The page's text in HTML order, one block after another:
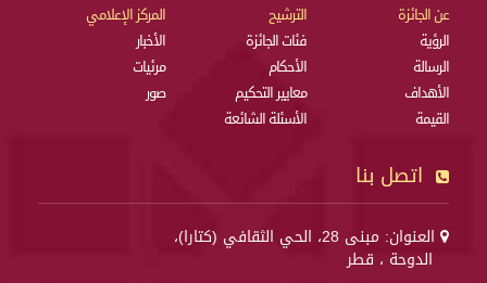
عن الجائزة
الرؤية
الرسالة
الأهداف
القيمة
الترشيح
فئات الجائزة
الأحكام
معايير التحكيم
الأسئلة الشائعة
المركز الإعلامي
الأخبار
مرئيات
صور
اتصل بنا
العنوان: مبنى 28، الحي الثقافي (كتارا)،
الدوحة ، قطر